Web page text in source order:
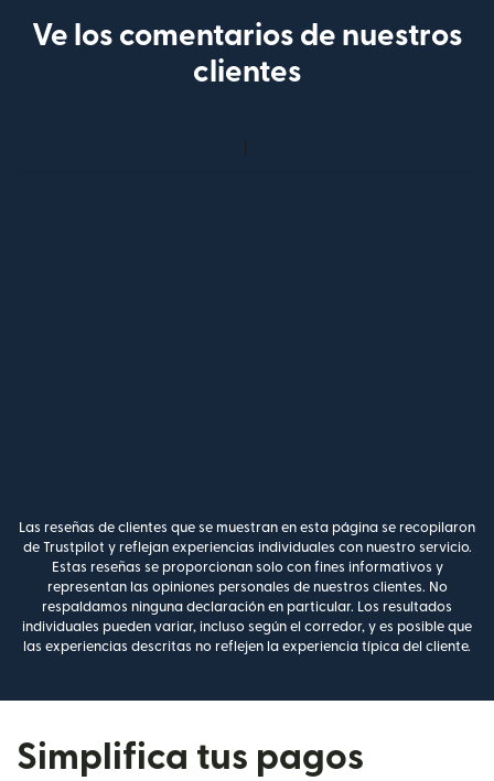
Ve los comentarios de nuestros
clientes
Las reseñas de clientes que se muestran en esta página se recopilaron
de Trustpilot y reflejan experiencias individuales con nuestro servicio.
Estas reseñas se proporcionan solo con fines informativos y
representan las opiniones personales de nuestros clientes. No
respaldamos ninguna declaración en particular. Los resultados
individuales pueden variar, incluso según el corredor, y es posible que
las experiencias descritas no reflejen la experiencia típica del cliente.
Simplifica tus pagos